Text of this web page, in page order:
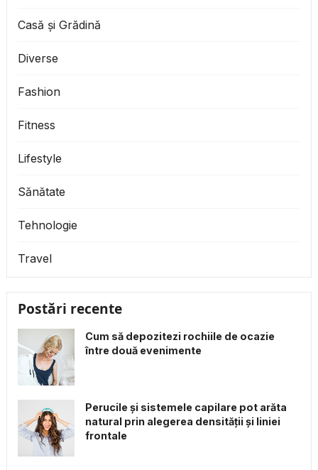
Casă și Grădină
Diverse
Fashion
Fitness
Lifestyle
Sănătate
Tehnologie
Travel
Postări recente
Cum să depozitezi rochiile de ocazie
între două evenimente
Perucile și sistemele capilare pot arăta
natural prin alegerea densității și liniei
frontale